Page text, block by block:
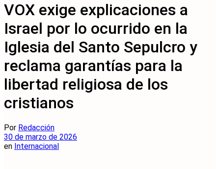
VOX exige explicaciones a
Israel por lo ocurrido en la
Iglesia del Santo Sepulcro y
reclama garantías para la
libertad religiosa de los
cristianos
Por Redacción
30 de marzo de 2026
en Internacional